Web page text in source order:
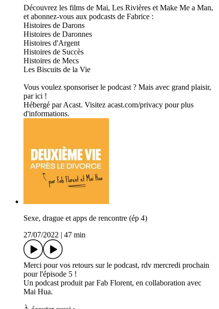
Découvrez les films de Mai, Les Rivières et Make Me a Man,
et abonnez-vous aux podcasts de Fabrice :
Histoires de Darons
Histoires de Daronnes
Histoires d'Argent
Histoires de Succès
Histoires de Mecs
Les Biscuits de la Vie
Vous voulez sponsoriser le podcast ? Mais avec grand plaisir,
par ici !
Hébergé par Acast. Visitez acast.com/privacy pour plus
d'informations.
Sexe, drague et apps de rencontre (ép 4)
27/07/2022
47 min
Merci pour vos retours sur le podcast, rdv mercredi prochain
pour l'épisode 5 !
Un podcast produit par Fab Florent, en collaboration avec
Mai Hua.